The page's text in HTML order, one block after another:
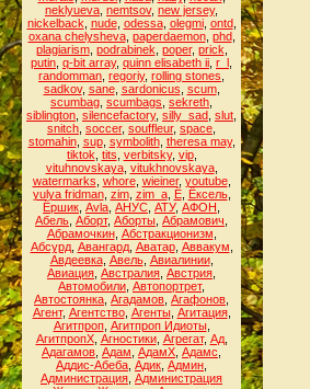
neklyueva nemtsov, new jersey,
nickelback nude, odessa, olegmi, ontd,
oxana chelysheva, paperdaemon, phd,
plagiarism, podrabinek poper, prick
putin q-bit array, quinn elisabeth ii r_l
randomman regoriy, rolling stones
sadkov, sane, sardonicus scum,
scumbag scumbags sekreth
siblington silencefactory, silly_sad slut
snitch soccer, souffleur, space
stomahin, sup, symbolith, theresa may,
tiktok tits verbitsky, vip,
vituhnovskaya, vitukhnovskaya,
watermarks whore, wieiner, youtube,
yulya fridman, zim, zim_a, Ё, Ёксель,
Ёршик Аvla АНУС АТУ, АФОН
Абель Аборт, Аборты Абрамович
Абрамочкин, Абстракционизм
Абсурд, Авангард, Аватар, Аввакум
Авдеевка, Авель, Авиалинии,
Авиация Австралия Австрия
Автомобили Автопортрет,
Автостоянка Агадамов Агафонов
Агент, Агентство, Агенты, Агитация,
Агитпроп, Агитпроп Идиоты,
АгитпропХ, Агностики, Агрегат, Ад,
Адагамов Адам АдамХ Адамс
Аддис-Абеба Адик Админ
Администрация Администрация